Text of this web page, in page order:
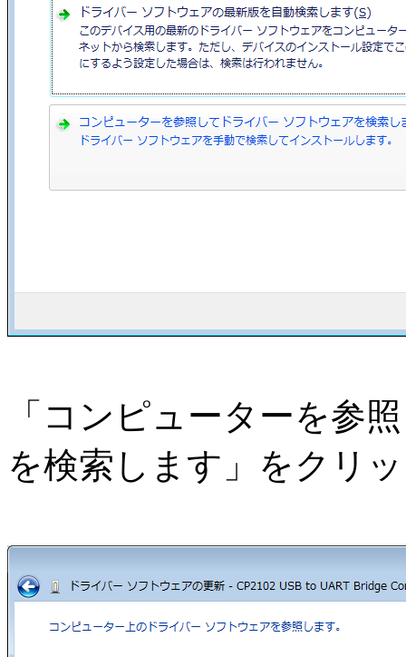
「コンピューターを参
を検索します」をクリ